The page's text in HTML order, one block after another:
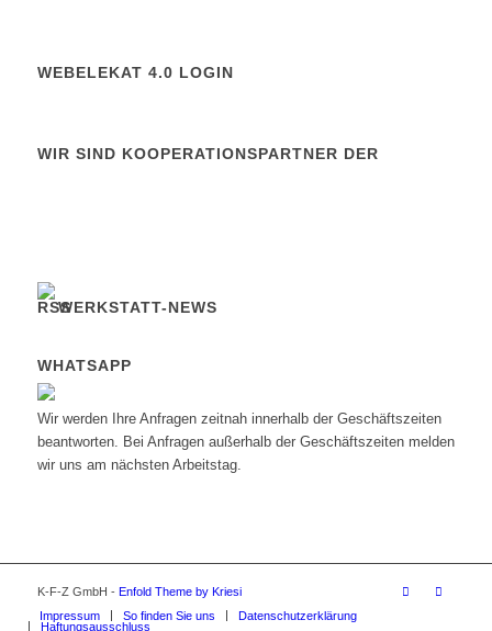
WEBELEKAT 4.0 LOGIN
WIR SIND KOOPERATIONSPARTNER DER
WERKSTATT-NEWS
WHATSAPP
Wir werden Ihre Anfragen zeitnah innerhalb der Geschäftszeiten
beantworten. Bei Anfragen außerhalb der Geschäftszeiten melden
wir uns am nächsten Arbeitstag.
K-F-Z GmbH - Enfold Theme by Kriesi
Impressum
So finden Sie uns
Datenschutzerklärung
Haftungsausschluss